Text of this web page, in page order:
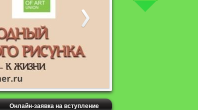
Онлайн-заявка на вступление